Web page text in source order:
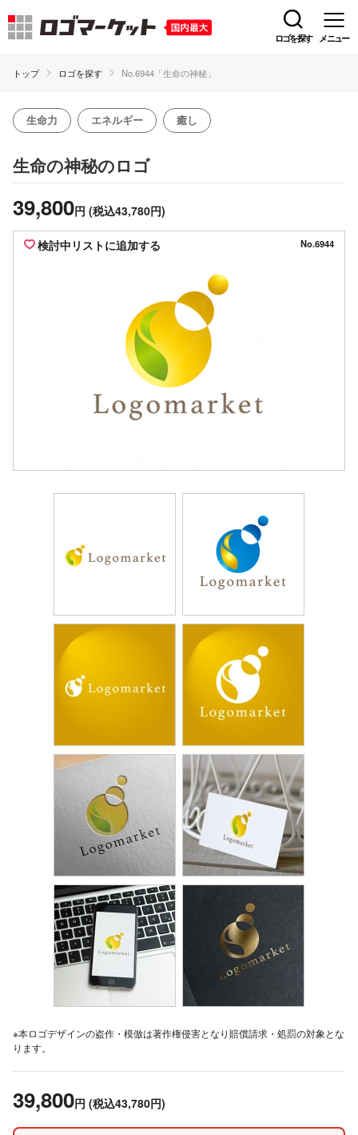
ロゴを探す メニュー
トップ ロゴを探す No.6944「生命の神秘」
生命力 エネルギー 癒し
生命の神秘のロゴ
39,800円 (税込43,780円)
検討中リストに追加する No.6944
※本ロゴデザインの盗作・模倣は著作権侵害となり賠償請求・処罰の対象とな
ります。
39,800円 (税込43,780円)